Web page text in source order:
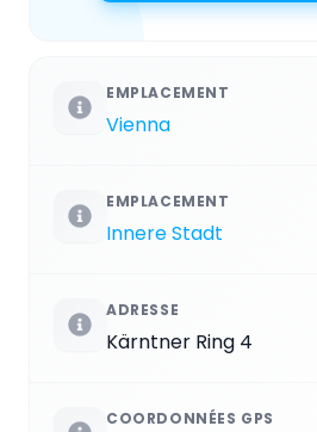
EMPLACEMENT
Vienna
EMPLACEMENT
Innere Stadt
ADRESSE
Kärntner Ring 4
COORDONNÉES GPS